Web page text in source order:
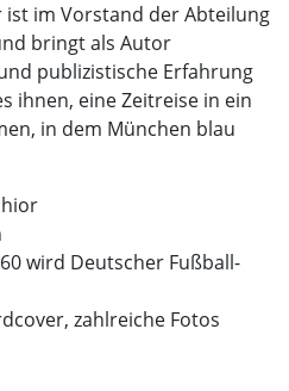
ist im Vorstand der Abteilung
bringt als Autor
publizistische Erfahrung
ihnen, eine Zeitreise in ein
in dem München blau
wird Deutscher Fußball-
zahlreiche Fotos